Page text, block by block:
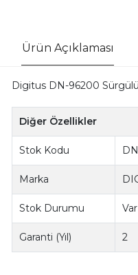
Ürün Açıklaması
Digitus DN-96200
Diğer Özellikler
Stok Kodu
Marka
Stok Durumu Var
Garanti (Yıl) 2